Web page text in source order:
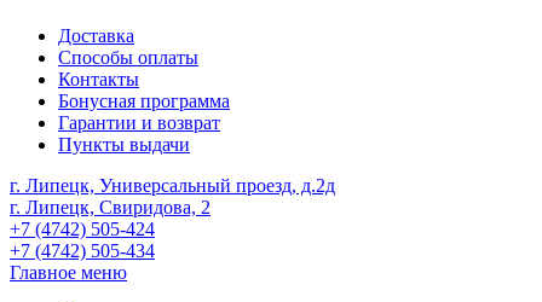
Доставка
Способы оплаты
Контакты
Бонусная программа
Гарантии и возврат
Пункты выдачи
г. Липецк, Универсальный проезд, д.2д
г. Липецк, Свиридова, 2
+7 (4742) 505-424
+7 (4742) 505-434
Главное меню